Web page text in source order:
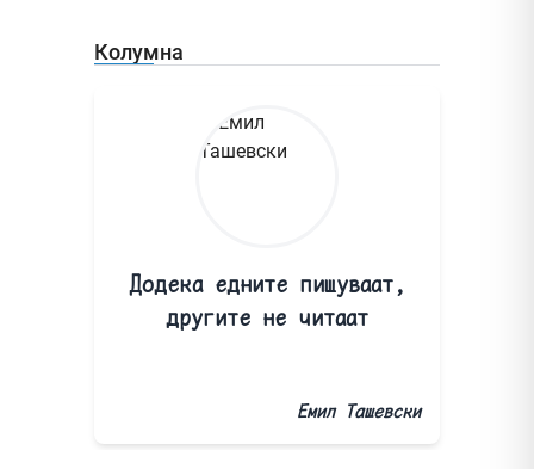
Колумна
Додека едните пишуваат,
другите не читаат
Емил Ташевски